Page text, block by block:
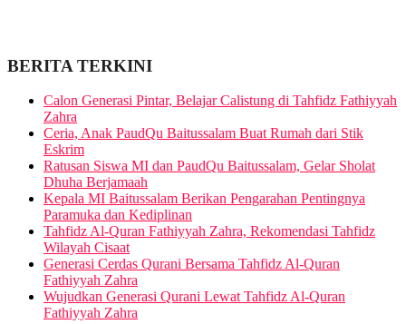
BERITA TERKINI
Calon Generasi Pintar, Belajar Calistung di Tahfidz Fathiyyah
Zahra
Ceria, Anak PaudQu Baitussalam Buat Rumah dari Stik
Eskrim
Ratusan Siswa MI dan PaudQu Baitussalam, Gelar Sholat
Dhuha Berjamaah
Kepala MI Baitussalam Berikan Pengarahan Pentingnya
Paramuka dan Kediplinan
Tahfidz Al-Quran Fathiyyah Zahra, Rekomendasi Tahfidz
Wilayah Cisaat
Generasi Cerdas Qurani Bersama Tahfidz Al-Quran
Fathiyyah Zahra
Wujudkan Generasi Qurani Lewat Tahfidz Al-Quran
Fathiyyah Zahra